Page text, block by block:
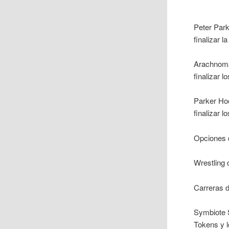
Peter
finalizar
finalizar
Parker
finalizar
Opciones
Wrestling
Carreras
Symbiote
Tokens y